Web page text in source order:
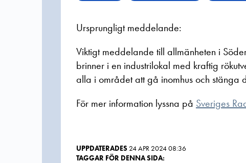
Ursprungligt meddelande:
Viktigt meddelande till allmänheten i
brinner i en industrilokal med kraftig
alla i området att gå inomhus och stänga
För mer information lyssna på Sveriges
UPPDATERADES 24 APR 2024 08:36
TAGGAR FÖR DENNA SIDA: